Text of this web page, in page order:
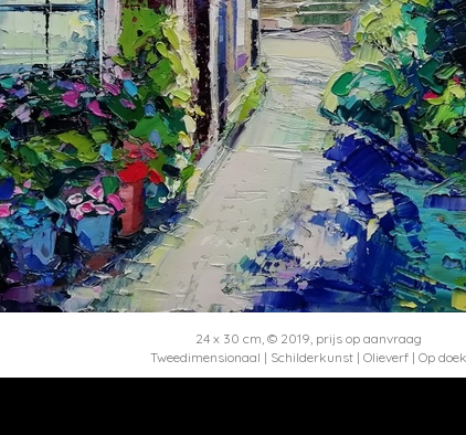
24 x 30 cm, © 2019, prijs op aanvraag
Tweedimensionaal | Schilderkunst | Olieverf | Op doek